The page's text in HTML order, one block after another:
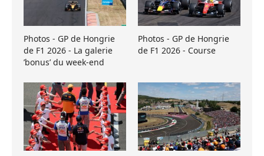
Photos - GP de Hongrie
de F1 2026 - La galerie
’bonus’ du week-end
Photos - GP de Hongrie
de F1 2026 - Course